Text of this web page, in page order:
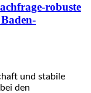
robuste
und stabile
den